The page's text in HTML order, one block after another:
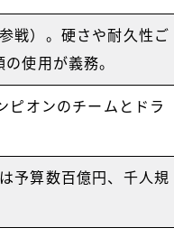
戦）。硬さや耐久性ご
使用が義務。
ピオンのチームとドラ
予算数百億円、千人規